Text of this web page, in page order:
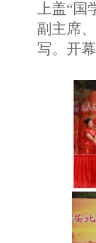
上盖“
副主席
写。开